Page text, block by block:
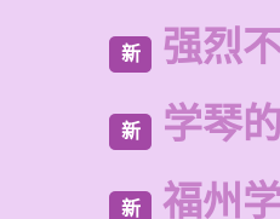
新 强烈
新 学琴
新 福州